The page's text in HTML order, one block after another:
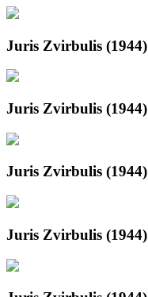
Juris Zvirbulis (1944)
Juris Zvirbulis (1944)
Juris Zvirbulis (1944)
Juris Zvirbulis (1944)